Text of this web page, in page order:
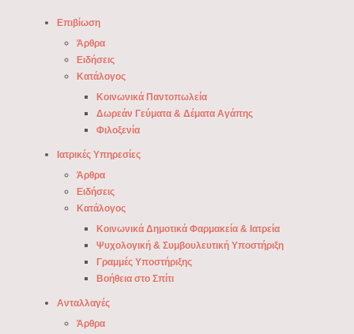
Επιβίωση
Άρθρα
Ειδήσεις
Κατάλογος
Κοινωνικά Παντοπωλεία
Δωρεάν Γεύματα & Δέματα Αγάπης
Φιλοξενία
Ιατρικές Υπηρεσίες
Άρθρα
Ειδήσεις
Κατάλογος
Κοινωνικά Δημοτικά Φαρμακεία & Ιατρεία
Ψυχολογική & Συμβουλευτική Υποστήριξη
Γραμμές Υποστήριξης
Βοήθεια στο Σπίτι
Ανταλλαγές
Άρθρα